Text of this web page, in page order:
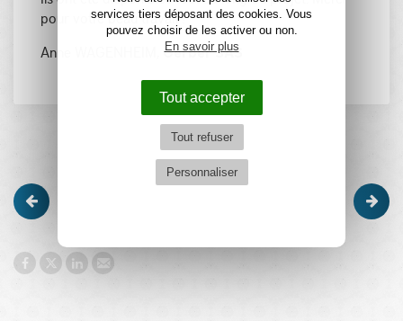
services tiers déposant des cookies. Vous
pouvez choisir de les activer ou non.
En savoir plus
Tout accepter
Tout refuser
Personnaliser
pour votre beau travail ! "
Anne WAGENHEIM,
Gerber SAS